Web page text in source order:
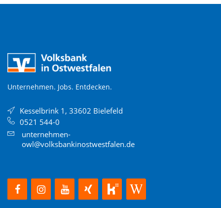
Unternehmen. Jobs. Entdecken.
Kesselbrink 1, 33602 Bielefeld
0521 544-0
unternehmen-
owl@volksbankinostwestfalen.de